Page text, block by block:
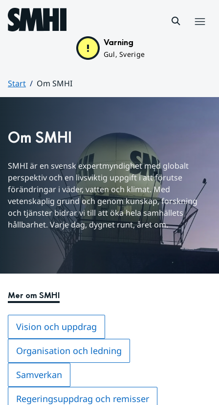
Hoppa till sidans innehåll
Varning
Gul, Sverige
Start
Om SMHI
Om SMHI
SMHI är en svensk expertmyndighet med globalt
perspektiv och en livsviktig uppgift i att förutse
förändringar i väder, vatten och klimat. Med
vetenskaplig grund och genom kunskap, forskning
och tjänster bidrar vi till att öka hela samhällets
hållbarhet. Varje dag, dygnet runt, året om.
Mer om SMHI
Vision och uppdrag
Organisation och ledning
Samverkan
Regeringsuppdrag och remisser